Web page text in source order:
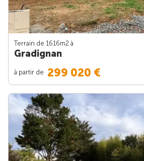
Terrain de 1616m2 à
Gradignan
à partir de 299 020 €